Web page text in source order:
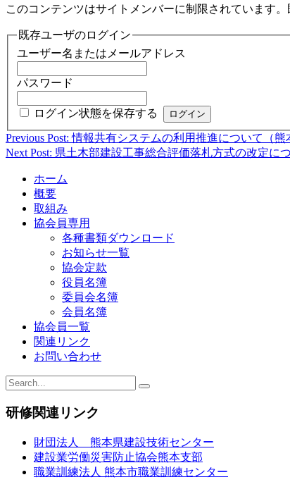
このコンテンツはサイトメンバーに制限されています
既存ユーザのログイン
ユーザー名またはメールアドレス
パスワード
ログイン状態を保存する
投
Previous Post: 情報共有システムの利用推進について（熊
Next Post: 県土木部建設工事総合評価落札方式の改定に
ホーム
概要
取組み
協会員専用
各種書類ダウンロード
お知らせ一覧
協会定款
役員名簿
委員会名簿
会員名簿
協会員一覧
関連リンク
お問い合わせ
研修関連リンク
財団法人 熊本県建設技術センター
建設業労働災害防止協会熊本支部
職業訓練法人 熊本市職業訓練センター